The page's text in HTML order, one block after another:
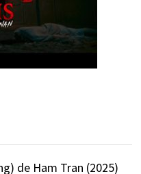
de Ham Tran (2025)